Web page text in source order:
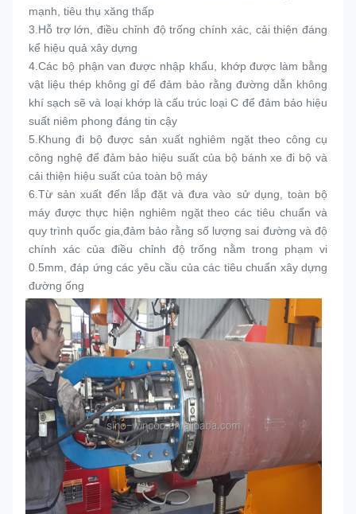
mạnh, tiêu thụ xăng thấp
3. Hỗ trợ lớn, điều chỉnh độ trống chính xác, cải thiện đáng
kể hiệu quả xây dựng
4. Các bộ phận van được nhập khẩu, khớp được làm bằng
vật liệu thép không gỉ để đảm bảo rằng đường dẫn không
khí sạch sẽ và loại khớp là cấu trúc loại C để đảm bảo hiệu
suất niêm phong đáng tin cậy
5. Khung đi bộ được sản xuất nghiêm ngặt theo công cụ
công nghệ để đảm bảo hiệu suất của bộ bánh xe đi bộ và
cải thiện hiệu suất của toàn bộ máy
6. Từ sản xuất đến lắp đặt và đưa vào sử dụng, toàn bộ
máy được thực hiện nghiêm ngặt theo các tiêu chuẩn và
quy trình quốc gia,đảm bảo rằng số lượng sai đường và độ
chính xác của điều chỉnh độ trống nằm trong phạm vi
0.5mm, đáp ứng các yêu cầu của các tiêu chuẩn xây dựng
đường ống